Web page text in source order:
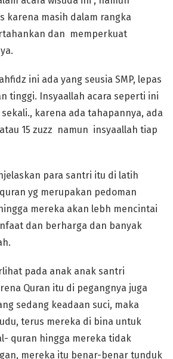
karena masih dalam rangka
dan memperkuat
ini ada yang seusia SMP, lepas
tinggi. Insyaallah acara seperti ini
karena ada tahapannya, ada
15 zuzz namun insyaallah tiap
para santri itu di latih
yg merupakan pedoman
mereka akan lebh mencintai
dan berharga dan banyak
pada anak anak santri
Quran itu di pegangnya juga
sedang keadaan suci, maka
terus mereka di bina untuk
quran hingga mereka tidak
mereka itu benar-benar tunduk